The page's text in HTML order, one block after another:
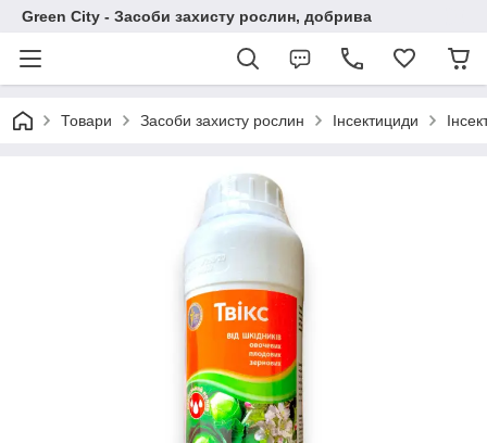
Green City - Засоби захисту рослин, добрива
Товари Засоби захисту рослин Інсектициди